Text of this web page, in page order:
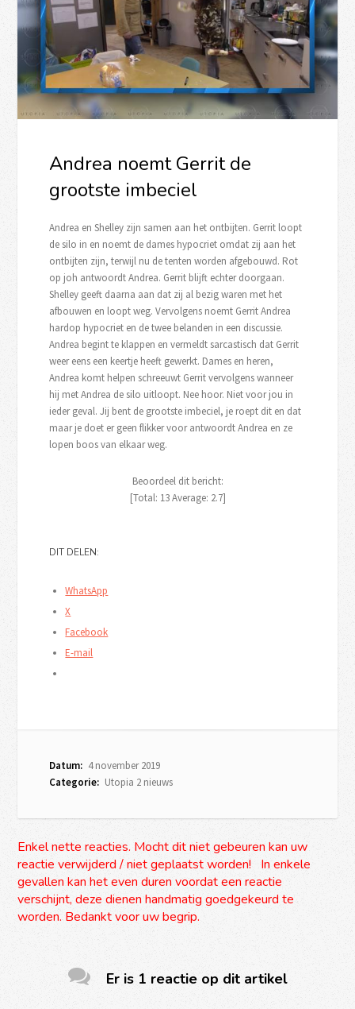
Andrea noemt Gerrit de
grootste imbeciel
Andrea en Shelley zijn samen aan het ontbijten. Gerrit loopt
de silo in en noemt de dames hypocriet omdat zij aan het
ontbijten zijn, terwijl nu de tenten worden afgebouwd. Rot
op joh antwoordt Andrea. Gerrit blijft echter doorgaan.
Shelley geeft daarna aan dat zij al bezig waren met het
afbouwen en loopt weg. Vervolgens noemt Gerrit Andrea
hardop hypocriet en de twee belanden in een discussie.
Andrea begint te klappen en vermeldt sarcastisch dat Gerrit
weer eens een keertje heeft gewerkt. Dames en heren,
Andrea komt helpen schreeuwt Gerrit vervolgens wanneer
hij met Andrea de silo uitloopt. Nee hoor. Niet voor jou in
ieder geval. Jij bent de grootste imbeciel, je roept dit en dat
maar je doet er geen flikker voor antwoordt Andrea en ze
lopen boos van elkaar weg.
Beoordeel dit bericht:
[Total: 13Average: 2.7]
DIT DELEN:
WhatsApp
X
Facebook
E-mail
Datum: 4 november 2019
Categorie: Utopia 2 nieuws
Enkel nette reacties. Mocht dit niet gebeuren kan uw
reactie verwijderd / niet geplaatst worden! In enkele
gevallen kan het even duren voordat een reactie
verschijnt, deze dienen handmatig goedgekeurd te
worden. Bedankt voor uw begrip.
Er is 1 reactie op dit artikel